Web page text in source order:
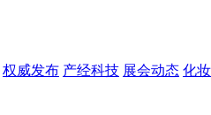
权威发布 产经科技 展会动态 化